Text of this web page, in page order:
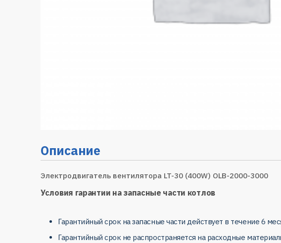
Описание
Электродвигатель вентилятора LT-30 (400W) OLB-2000-3000
Условия гарантии на запасные части котлов
Гарантийный срок на запасные части действует в течение 6
Гарантийный срок не распространяется на расходные